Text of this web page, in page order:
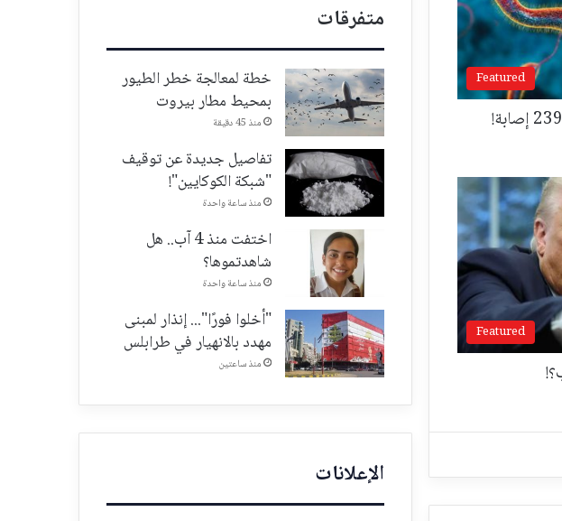
Featured
Featured
متفرقات
خطة لمعالجة خطر الطيور
بمحيط مطار بيروت
منذ 45 دقيقة
تفاصيل جديدة عن توقيف
"شبكة الكوكايين"!
منذ ساعة واحدة
اختفت منذ 4 آب.. هل
شاهدتموها؟
منذ ساعة واحدة
"أخلوا فورًا"... إنذار لمبنى
مهدد بالانهيار في طرابلس
منذ ساعتين
الإعلانات